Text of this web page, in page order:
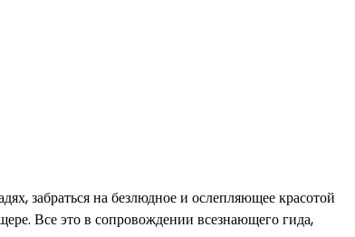
забраться на безлюдное и ослепляющее красотой
Все это в сопровождении всезнающего гида,